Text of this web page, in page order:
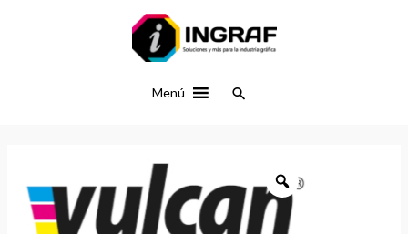
Menú Buscar